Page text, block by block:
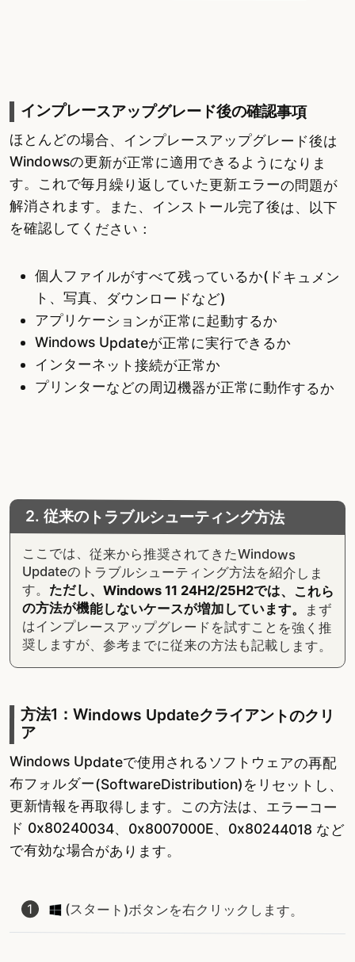
インプレースアップグレード後の確認事項
ほとんどの場合、インプレースアップグレード後は
Windowsの更新が正常に適用できるようになりま
す。これで毎月繰り返していた更新エラーの問題が
解消されます。また、インストール完了後は、以下
を確認してください：
個人ファイルがすべて残っているか(ドキュメン
ト、写真、ダウンロードなど)
アプリケーションが正常に起動するか
Windows Updateが正常に実行できるか
インターネット接続が正常か
プリンターなどの周辺機器が正常に動作するか
2. 従来のトラブルシューティング方法
ここでは、従来から推奨されてきたWindows
Updateのトラブルシューティング方法を紹介しま
す。 ただし、Windows 11 24H2/25H2では、これら
の方法が機能しないケースが増加しています。 まず
はインプレースアップグレードを試すことを強く推
奨しますが、参考までに従来の方法も記載します。
方法1：Windows Updateクライアントのクリ
ア
Windows Updateで使用されるソフトウェアの再配
布フォルダー(SoftwareDistribution)をリセットし、
更新情報を再取得します。この方法は、エラーコー
ド 0x80240034、0x8007000E、0x80244018 など
で有効な場合があります。
(スタート)ボタンを右クリックします。